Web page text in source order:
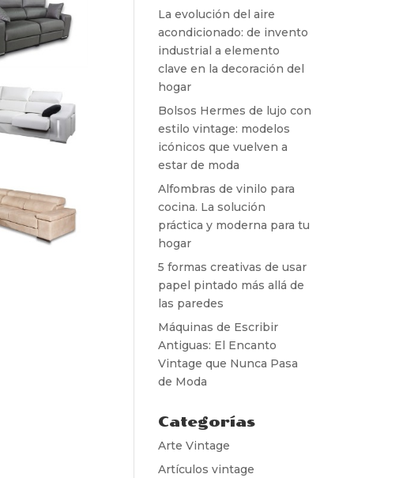
La evolución del aire
acondicionado: de invento
industrial a elemento
clave en la decoración del
hogar
Bolsos Hermes de lujo con
estilo vintage: modelos
icónicos que vuelven a
estar de moda
Alfombras de vinilo para
cocina. La solución
práctica y moderna para tu
hogar
5 formas creativas de usar
papel pintado más allá de
las paredes
Máquinas de Escribir
Antiguas: El Encanto
Vintage que Nunca Pasa
de Moda
Categorías
Arte Vintage
Artículos vintage